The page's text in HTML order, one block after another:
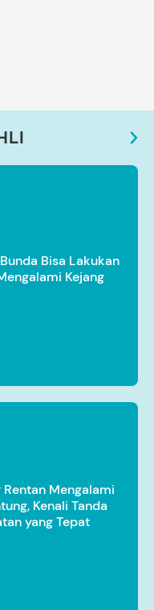
Bisa Lakukan
Kejang
Mengalami
Kenali Tanda
yang Tepat